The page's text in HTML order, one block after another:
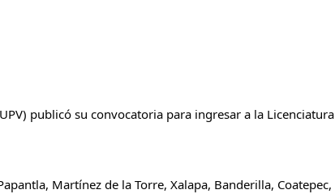
publicó su convocatoria para ingresar a la
Martínez de la Torre, Xalapa, Banderilla,